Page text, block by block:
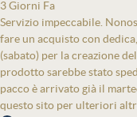
3 Giorni Fa
Servizio impeccabile.
fare un acquisto con
(sabato) per la creazione
prodotto sarebbe stato
pacco è arrivato già il
questo sito per ulteriori